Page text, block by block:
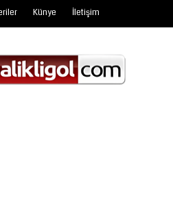
Künye İletişim